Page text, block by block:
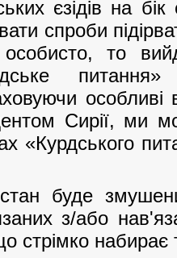
єзідів на
спроби
особисто, то
особливі
Сирії, ми
«Курдського
буде
з/або
стрімко набирає